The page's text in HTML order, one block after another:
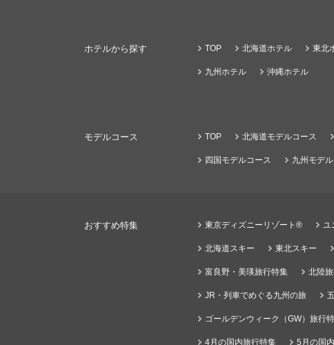
ホテルから探す TOP 北海道ホテル 東北
九州ホテル 沖縄ホテル
モデルコース TOP 北海道モデルコース
四国モデルコース 九州モデ
おすすめ特集 東京ディズニーリゾート® ユ
北海道スキー 東北スキー
富良野・美瑛旅行特集 北陸
JR・列車でめぐる九州の旅
ゴールデンウィーク（GW）旅行
4月の国内旅行特集 5月の国